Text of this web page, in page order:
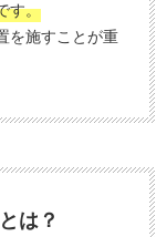
す。
を施すことが重
は？